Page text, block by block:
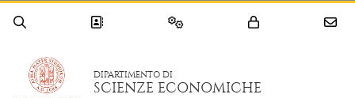
DIPARTIMENTO DI
SCIENZE ECONOMICHE